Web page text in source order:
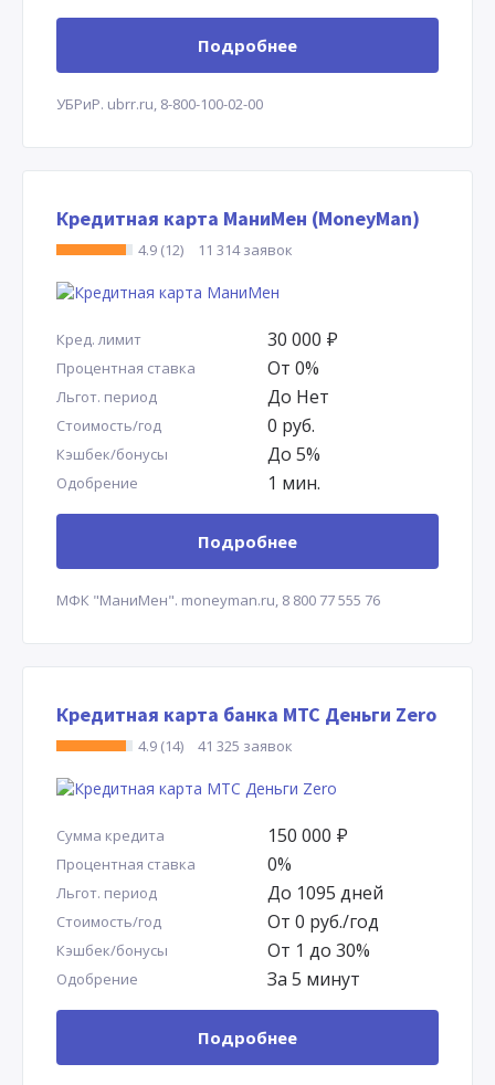
Подробнее
УБРиР. ubrr.ru, 8-800-100-02-00
Кредитная карта МаниМен (MoneyMan)
4.9 (12) 11 314 заявок
Кред. лимит 30 000 Р
Процентная ставка От 0%
Льгот. период До Нет
Стоимость/год 0 руб.
Кэшбек/бонусы До 5%
Одобрение 1 мин.
Подробнее
МФК "МаниМен". moneyman.ru, 8 800 77 555 76
Кредитная карта банка МТС Деньги Zero
4.9 (14) 41 325 заявок
Сумма кредита 150 000 Р
Процентная ставка 0%
Льгот. период До 1095 дней
Стоимость/год От 0 руб./год
Кэшбек/бонусы От 1 до 30%
Одобрение За 5 минут
Подробнее